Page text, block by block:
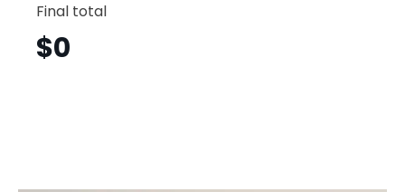
Final total
$0